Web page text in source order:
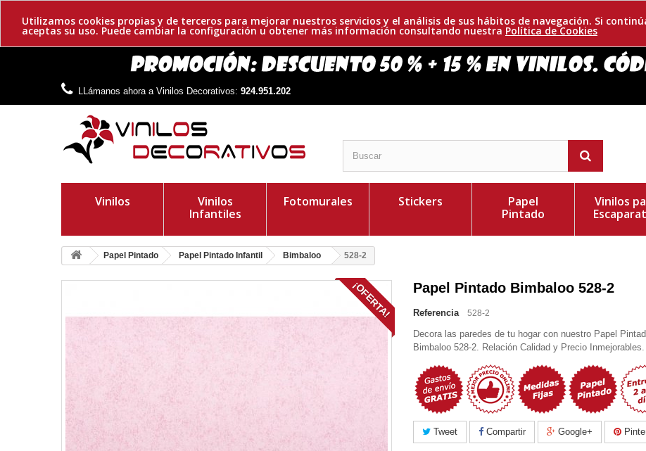
Utilizamos cookies propias y de terceros para mejorar nuestros servicios y el análisis de sus hábitos de navegación. Si
aceptas su uso. Puede cambiar la configuración u obtener más información consultando nuestra Política de Cookies
LLámanos ahora a Vinilos Decorativos: 924.951.202
Vinilos
Vinilos
Infantiles
Fotomurales Stickers
Papel
Pintado
Vinilos
Papel Pintado Papel Pintado Infantil Bimbaloo 528-2
¡OFERTA! Papel Pintado Bimbaloo 528-2
Referencia 528-2
Decora las paredes de tu hogar con nuestro Papel
Bimbaloo 528-2. Relación Calidad y Precio Inmejorables.
Tweet Compartir Google+